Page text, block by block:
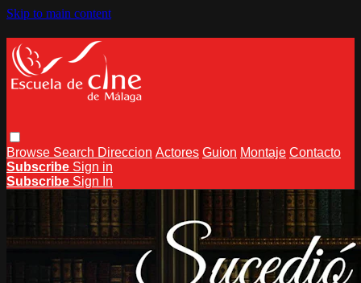
Skip to main content
Browse Search Direccion Actores Guion Montaje Contacto
Subscribe Sign in
Subscribe Sign In